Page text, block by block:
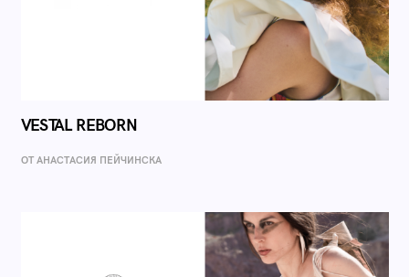
VESTAL REBORN
ОТ AНАСТАСИЯ ПЕЙЧИНСКА